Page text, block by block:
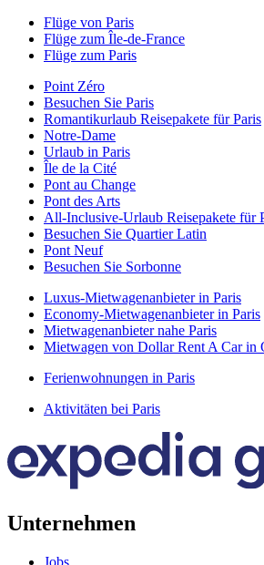
Flüge von Paris
Flüge zum Île-de-France
Flüge zum Paris
Point Zéro
Besuchen Sie Paris
Romantikurlaub Reisepakete für Paris
Notre-Dame
Urlaub in Paris
Île de la Cité
Pont au Change
Pont des Arts
All-Inclusive-Urlaub Reisepakete für
Besuchen Sie Quartier Latin
Pont Neuf
Besuchen Sie Sorbonne
Luxus-Mietwagenanbieter in Paris
Economy-Mietwagenanbieter in Paris
Mietwagenanbieter nahe Paris
Mietwagen von Dollar Rent A Car in
Ferienwohnungen in Paris
Aktivitäten bei Paris
Unternehmen
Jobs